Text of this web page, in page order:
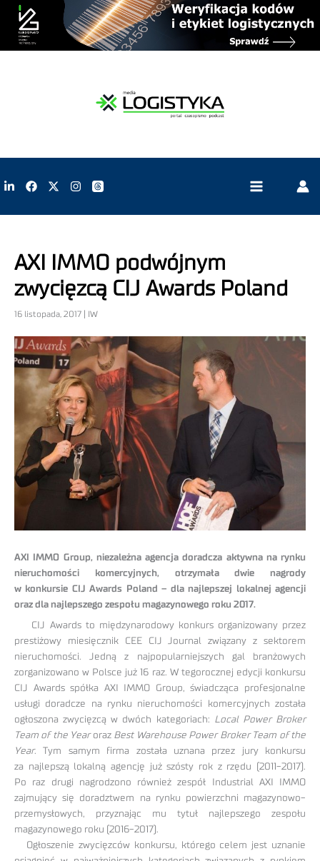
AXI IMMO podwójnym
zwycięzcą CIJ Awards Poland
16 listopada, 2017 | IW
AXI IMMO Group, niezależna agencja doradcza aktywna na rynku
nieruchomości komercyjnych, otrzymała dwie nagrody
w konkursie CIJ Awards Poland – dla najlepszej lokalnej agencji
oraz dla najlepszego zespołu magazynowego roku 2017.
CIJ Awards to międzynarodowy konkurs organizowany przez
prestiżowy miesięcznik CEE CIJ Journal związany z sektorem
nieruchomości. Jedną z najpopularniejszych gal branżowych
zorganizowano w Polsce już 16 raz. W tegorocznej edycji konkursu
CIJ Awards spółka AXI IMMO Group, świadcząca profesjonalne
usługi doradcze na rynku nieruchomości komercyjnych została
ogłoszona zwycięzcą w dwóch kategoriach: Local Power Broker
Team of the Yearoraz Best Warehouse Power Broker Team of the
Year. Tym samym firma została uznana przez jury konkursu
za najlepszą lokalną agencję już szósty rok z rzędu (2011-2017).
Po raz drugi nagrodzono również zespół Industrial AXI IMMO
zajmujący się doradztwem na rynku powierzchni magazynowo-
przemysłowych, przyznając mu tytuł najlepszego zespołu
magazynowego roku (2016-2017).
Ogłoszenie zwycięzców konkursu, którego celem jest uznanie